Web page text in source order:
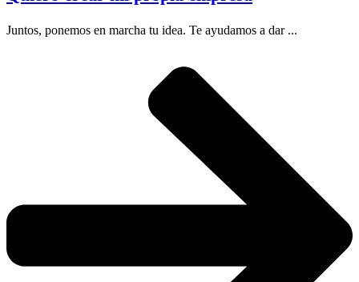
Juntos, ponemos en marcha tu idea. Te ayudamos a dar ...